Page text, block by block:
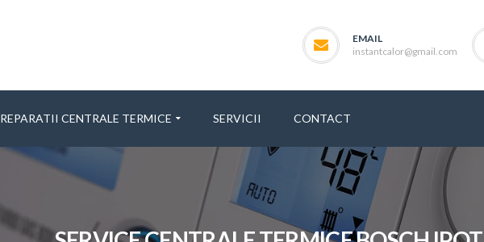
EMAIL
instantcalor@gmail.com
REPARATII CENTRALE TERMICE SERVICII CONTACT